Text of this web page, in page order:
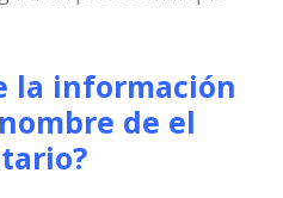
la información
de el